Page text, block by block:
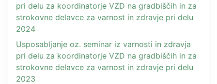
pri delu za koordinatorje VZD na gradbiščih in za
strokovne delavce za varnost in zdravje pri delu
2024
Usposabljanje oz. seminar iz varnosti in zdravja
pri delu za koordinatorje VZD na gradbiščih in za
strokovne delavce za varnost in zdravje pri delu
2023